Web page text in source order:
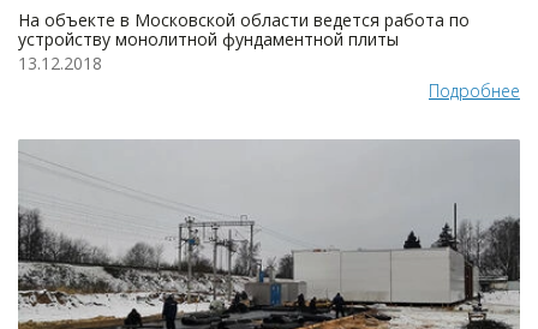
На объекте в Московской области ведется работа по
устройству монолитной фундаментной плиты
13.12.2018
Подробнее